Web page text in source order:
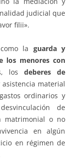
judicial que
filii».
como la guarda y
los menores con
los deberes de
asistencia material
ordinarios y
de
matrimonial o no
en algún
en régimen de